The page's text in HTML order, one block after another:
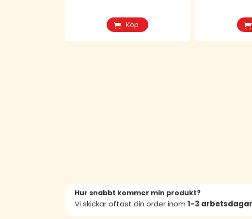
Köp
Hur snabbt kommer min produkt?
Vi skickar oftast din order inom1-3